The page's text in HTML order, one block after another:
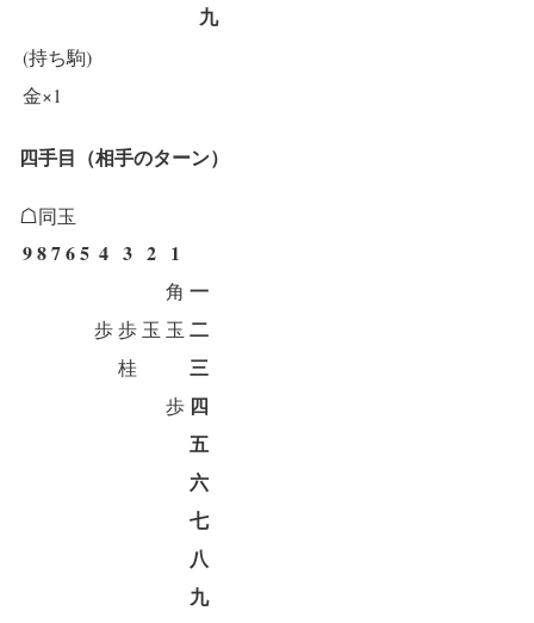
九
(持ち駒)
金×1
四手目（相手のターン）
☖同玉
98765 4 3 2 1
角 一
歩歩 玉 玉 二
桂 三
歩 四
五
六
七
八
九